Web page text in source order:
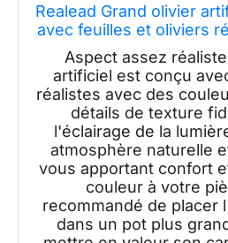
Realead Grand olivier
avec feuilles et oliviers
olivier artificiel avec
décoration intérieure
bureau –
Aspect assez
artificiel est conçu
réalistes avec des
détails de texture
l'éclairage de la
atmosphère naturelle
vous apportant confort
couleur à votre
recommandé de placer
dans un pot plus